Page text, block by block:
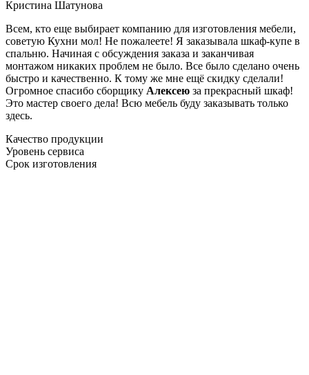
Кристина Шатунова
Всем, кто еще выбирает компанию для изготовления мебели,
советую Кухни мол! Не пожалеете! Я заказывала шкаф-купе в
спальню. Начиная с обсуждения заказа и заканчивая
монтажом никаких проблем не было. Все было сделано очень
быстро и качественно. К тому же мне ещё скидку сделали!
Огромное спасибо сборщику Алексею за прекрасный шкаф!
Это мастер своего дела! Всю мебель буду заказывать только
здесь.
Качество продукции
Уровень сервиса
Срок изготовления